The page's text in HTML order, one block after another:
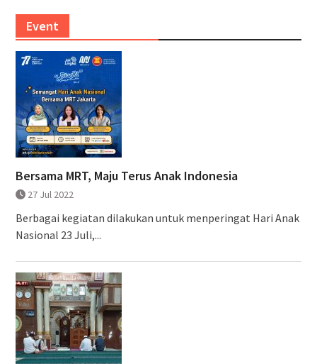
Event
Bersama MRT, Maju Terus Anak Indonesia
27 Jul 2022
Berbagai kegiatan dilakukan untuk menperingat Hari Anak
Nasional 23 Juli,...